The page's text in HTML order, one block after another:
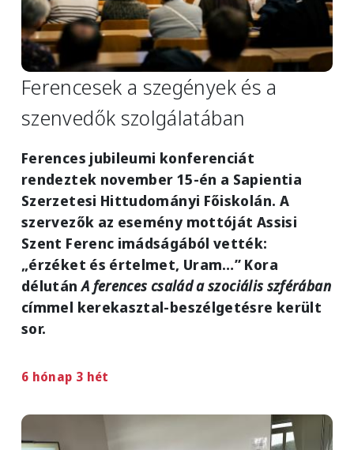
Ferencesek a szegények és a
szenvedők szolgálatában
Ferences jubileumi konferenciát
rendeztek november 15-én a Sapientia
Szerzetesi Hittudományi Főiskolán. A
szervezők az esemény mottóját Assisi
Szent Ferenc imádságából vették:
„érzéket és értelmet, Uram…” Kora
délutánA ferences család a szociális szférában
címmel kerekasztal-beszélgetésre került
sor.
6 hónap 3 hét
Image